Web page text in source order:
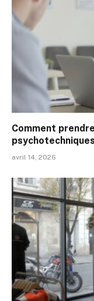
Comment
avril 14, 2026